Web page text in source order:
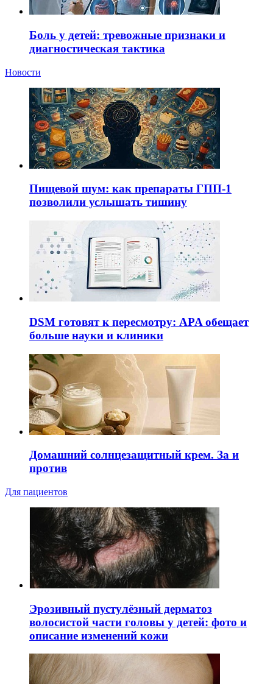
Боль у детей: тревожные признаки и
диагностическая тактика
Новости
Пищевой шум: как препараты ГПП-1
позволили услышать тишину
DSM готовят к пересмотру: APA обещает
больше науки и клиники
Домашний солнцезащитный крем. За и
против
Для пациентов
Эрозивный пустулёзный дерматоз
волосистой части головы у детей: фото и
описание изменений кожи